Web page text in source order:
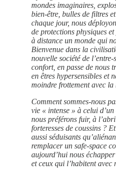
mondes imaginaires,
bien-être, bulles de filtres
chaque jour, nous
de protections physiques
à distance un monde qui
Bienvenue dans la
nouvelle société de
confort, en passe de nous
en êtres hypersensibles et
moindre frottement avec la
Comment sommes-nous
vie « intense » à celui
nous préférons fuir, à
forteresses de coussins ?
aussi séduisants
remplacer un safe-space
aujourd’hui nous
et ceux qui l’habitent avec